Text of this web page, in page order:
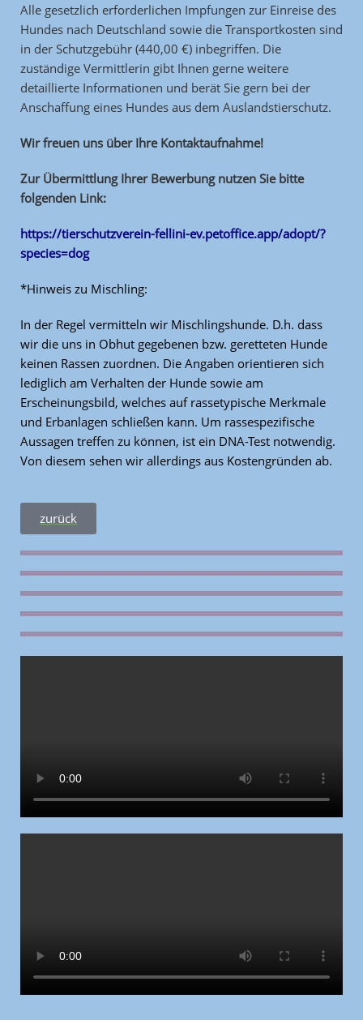
Alle gesetzlich erforderlichen Impfungen zur Einreise des
Hundes nach Deutschland sowie die Transportkosten sind
in der Schutzgebühr (440,00 €) inbegriffen. Die
zuständige Vermittlerin gibt Ihnen gerne weitere
detaillierte Informationen und berät Sie gern bei der
Anschaffung eines Hundes aus dem Auslandstierschutz.
Wir freuen uns über Ihre Kontaktaufnahme!
Zur Übermittlung Ihrer Bewerbung nutzen Sie bitte
folgenden Link:
https://tierschutzverein-fellini-ev.petoffice.app/adopt/?
species=dog
*Hinweis zu Mischling:
In der Regel vermitteln wir Mischlingshunde. D.h. dass
wir die uns in Obhut gegebenen bzw. geretteten Hunde
keinen Rassen zuordnen. Die Angaben orientieren sich
lediglich am Verhalten der Hunde sowie am
Erscheinungsbild, welches auf rassetypische Merkmale
und Erbanlagen schließen kann. Um rassespezifische
Aussagen treffen zu können, ist ein DNA-Test notwendig.
Von diesem sehen wir allerdings aus Kostengründen ab.
zurück